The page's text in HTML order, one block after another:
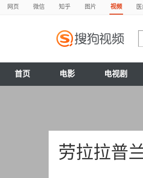
网页 微信 知乎 图片 视频
首页 电影 电视剧
劳拉拉普